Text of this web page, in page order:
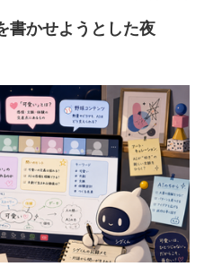
書かせようとした夜